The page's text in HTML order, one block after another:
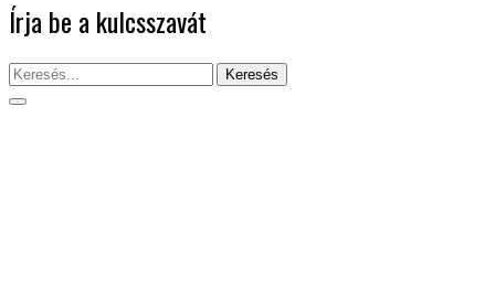
Írja be a kulcsszavát
Keresés